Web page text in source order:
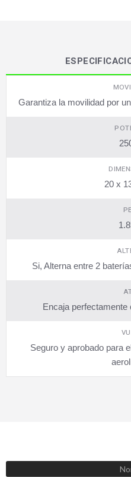
Garantiza la movilidad por
20 x
Si, Alterna entre 2
Encaja
Seguro y aprobado para